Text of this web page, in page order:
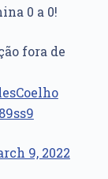
0 a 0!
fora de
9, 2022